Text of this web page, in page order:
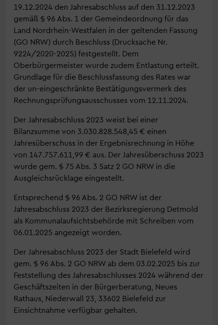
19.12.2024 den Jahresabschluss auf den 31.12.2023
gemäß § 96 Abs. 1 der Gemeindeordnung für das
Land Nordrhein-Westfalen in der geltenden Fassung
(GO NRW) durch Beschluss (Drucksache Nr.
9224/2020-2025) festgestellt. Dem
Oberbürgermeister wurde zudem Entlastung erteilt.
Grundlage für die Beschlussfassung des Rates war
der un-eingeschränkte Bestätigungsvermerk des
Rechnungsprüfungsausschusses vom 12.11.2024.
Der Jahresabschluss 2023 weist bei einer
Bilanzsumme von 3.030.828.548,45 € einen
Jahresüberschuss in der Ergebnisrechnung in Höhe
von 147.757.611,99 € aus. Der Jahresüberschuss 2023
wurde gem. § 75 Abs. 3 Satz 2 GO NRW in die
Ausgleichsrücklage eingestellt.
Entsprechend § 96 Abs. 2 GO NRW ist der
Jahresabschluss 2023 der Bezirksregierung Detmold
als Kommunalaufsichtsbehörde mit Schreiben vom
06.01.2025 angezeigt worden.
Der Jahresabschluss 2023 der Stadt Bielefeld wird
gem. § 96 Abs. 2 GO NRW ab dem 03.02.2025 bis zur
Feststellung des Jahresabschlusses 2024 während der
Geschäftszeiten in der Bürgerberatung, Neues
Rathaus, Niederwall 23, 33602 Bielefeld zur
Einsichtnahme verfügbar gehalten.